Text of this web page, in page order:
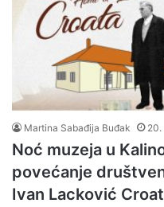
Martina Sabađija Buđak 20.
Noć muzeja u
povećanje
Ivan Lacković